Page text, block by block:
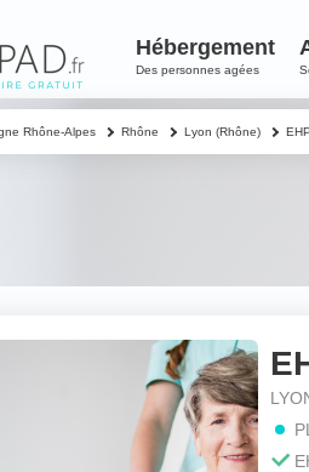
Hébergement
Des personnes agées
un proche
Votre nom & prénom *
Rhône-Alpes Rhône Lyon (Rhône)